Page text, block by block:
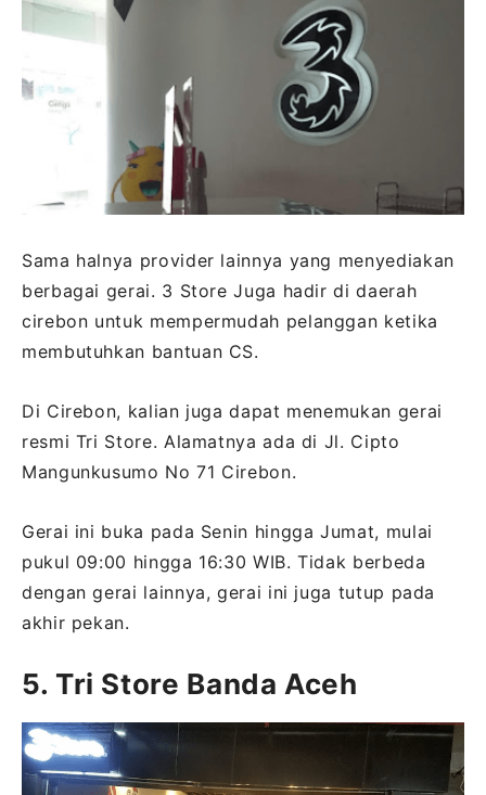
Sama halnya provider lainnya yang menyediakan
berbagai gerai. 3 Store Juga hadir di daerah
cirebon untuk mempermudah pelanggan ketika
membutuhkan bantuan CS.
Di Cirebon, kalian juga dapat menemukan gerai
resmi Tri Store. Alamatnya ada di Jl. Cipto
Mangunkusumo No 71 Cirebon.
Gerai ini buka pada Senin hingga Jumat, mulai
pukul 09:00 hingga 16:30 WIB. Tidak berbeda
dengan gerai lainnya, gerai ini juga tutup pada
akhir pekan.
5. Tri Store Banda Aceh